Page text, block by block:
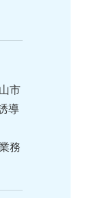
市
導
務